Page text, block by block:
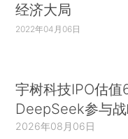
经济大局
2022年04月06日
宇树科技IPO估值
DeepSeek参与
2026年08月06日